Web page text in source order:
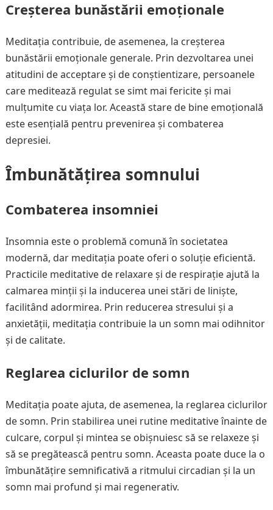
Creșterea bunăstării emoționale
Meditația contribuie, de asemenea, la creșterea
bunăstării emoționale generale. Prin dezvoltarea unei
atitudini de acceptare și de conștientizare, persoanele
care meditează regulat se simt mai fericite și mai
mulțumite cu viața lor. Această stare de bine emoțională
este esențială pentru prevenirea și combaterea
depresiei.
Îmbunătățirea somnului
Combaterea insomniei
Insomnia este o problemă comună în societatea
modernă, dar meditația poate oferi o soluție eficientă.
Practicile meditative de relaxare și de respirație ajută la
calmarea minții și la inducerea unei stări de liniște,
facilitând adormirea. Prin reducerea stresului și a
anxietății, meditația contribuie la un somn mai odihnitor
și de calitate.
Reglarea ciclurilor de somn
Meditația poate ajuta, de asemenea, la reglarea ciclurilor
de somn. Prin stabilirea unei rutine meditative înainte de
culcare, corpul și mintea se obișnuiesc să se relaxeze și
să se pregătească pentru somn. Aceasta poate duce la o
îmbunătățire semnificativă a ritmului circadian și la un
somn mai profund și mai regenerativ.